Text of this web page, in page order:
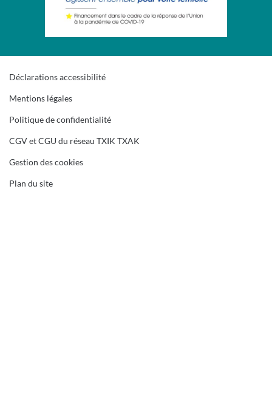
Déclarations accessibilité
Mentions légales
Politique de confidentialité
CGV et CGU du réseau TXIK TXAK
Gestion des cookies
Plan du site